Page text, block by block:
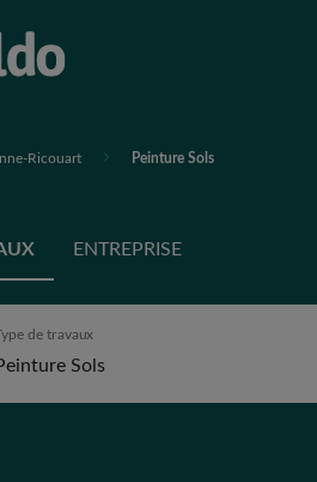
Ricouart Peinture Sols
ENTREPRISE
de travaux